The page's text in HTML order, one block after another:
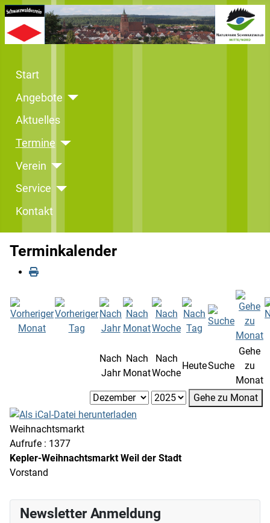
Start
Angebote
Aktuelles
Termine
Verein
Service
Kontakt
Terminkalender
Nach
Jahr
Nach
Monat
Nach
Woche
HeuteSuche
Gehe
zu
Monat
Gehe zu Monat
Weihnachtsmarkt
Aufrufe : 1377
Kepler-Weihnachtsmarkt Weil der Stadt
Vorstand
Newsletter Anmeldung